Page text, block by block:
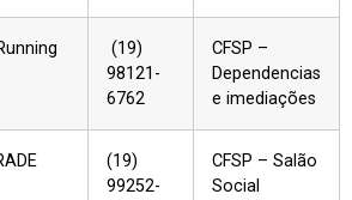
(19)
98121-
6762
CFSP –
Dependencias
e imediações
(19)
99252-
CFSP – Salão
Social